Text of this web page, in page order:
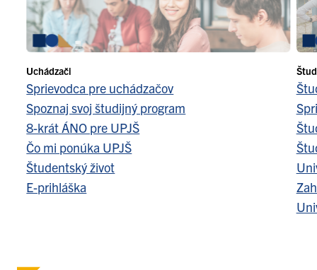
Uchádzači
Sprievodca pre uchádzačov
Spoznaj svoj študijný program
8-krát ÁNO pre UPJŠ
Čo mi ponúka UPJŠ
Študentský život
E-prihláška